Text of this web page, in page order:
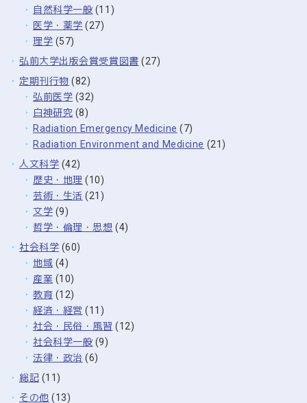
自然科学一般 (11)
医学・薬学 (27)
理学 (57)
弘前大学出版会賞受賞図書 (27)
定期刊行物 (82)
弘前医学 (32)
白神研究 (8)
Radiation Emergency Medicine (7)
Radiation Environment and Medicine (21)
人文科学 (42)
歴史・地理 (10)
芸術・生活 (21)
文学 (9)
哲学・倫理・思想 (4)
社会科学 (60)
地域 (4)
産業 (10)
教育 (12)
経済・経営 (11)
社会・民俗・風習 (12)
社会科学一般 (9)
法律・政治 (6)
総記 (11)
その他 (13)